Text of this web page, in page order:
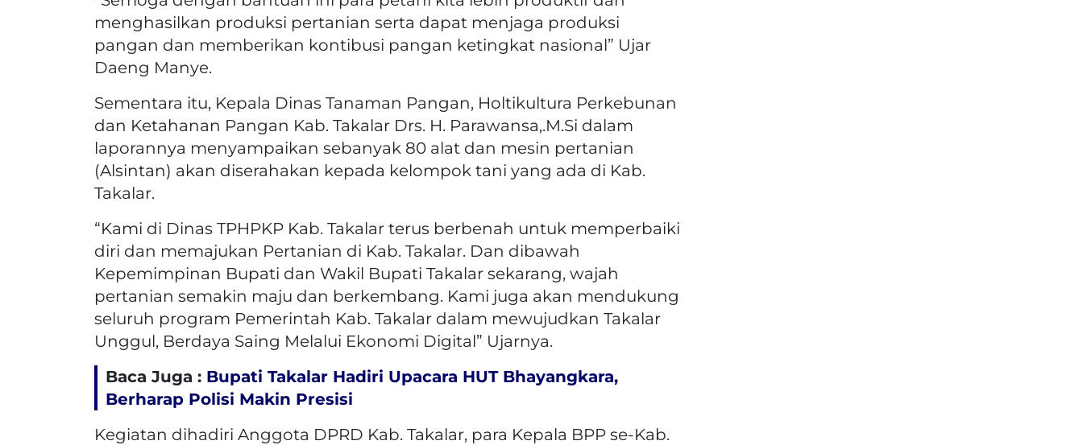
menghasilkan produksi pertanian serta dapat menjaga produksi
pangan dan memberikan kontibusi pangan ketingkat nasional” Ujar
Daeng Manye.
Sementara itu, Kepala Dinas Tanaman Pangan, Holtikultura Perkebunan
dan Ketahanan Pangan Kab. Takalar Drs. H. Parawansa,.M.Si dalam
laporannya menyampaikan sebanyak 80 alat dan mesin pertanian
(Alsintan) akan diserahakan kepada kelompok tani yang ada di Kab.
Takalar.
“Kami di Dinas TPHPKP Kab. Takalar terus berbenah untuk memperbaiki
diri dan memajukan Pertanian di Kab. Takalar. Dan dibawah
Kepemimpinan Bupati dan Wakil Bupati Takalar sekarang, wajah
pertanian semakin maju dan berkembang. Kami juga akan mendukung
seluruh program Pemerintah Kab. Takalar dalam mewujudkan Takalar
Unggul, Berdaya Saing Melalui Ekonomi Digital” Ujarnya.
Baca Juga : Bupati Takalar Hadiri Upacara HUT Bhayangkara,
Berharap Polisi Makin Presisi
Kegiatan dihadiri Anggota DPRD Kab. Takalar, para Kepala BPP se-Kab.